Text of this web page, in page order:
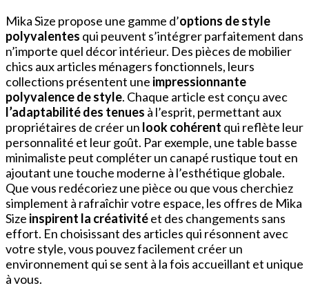
Mika Size propose une gamme d’options de style
polyvalentes qui peuvent s’intégrer parfaitement dans
n’importe quel décor intérieur. Des pièces de mobilier
chics aux articles ménagers fonctionnels, leurs
collections présentent une impressionnante
polyvalence de style. Chaque article est conçu avec
l’adaptabilité des tenues à l’esprit, permettant aux
propriétaires de créer un look cohérent qui reflète leur
personnalité et leur goût. Par exemple, une table basse
minimaliste peut compléter un canapé rustique tout en
ajoutant une touche moderne à l’esthétique globale.
Que vous redécoriez une pièce ou que vous cherchiez
simplement à rafraîchir votre espace, les offres de Mika
Size inspirent la créativitéet des changements sans
effort. En choisissant des articles qui résonnent avec
votre style, vous pouvez facilement créer un
environnement qui se sent à la fois accueillant et unique
à vous.